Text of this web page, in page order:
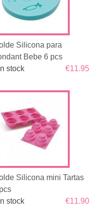
Silicona para
Bebe 6 pcs
€11.95
stock
Silicona mini Tartas
€11.90
stock